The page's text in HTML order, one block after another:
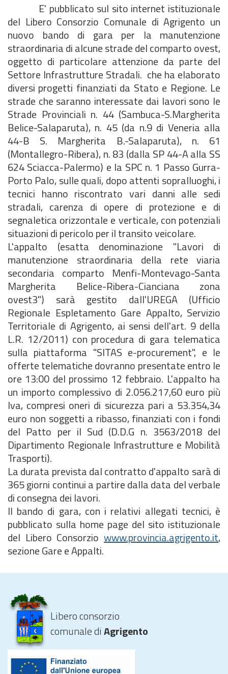
E' pubblicato sul sito internet istituzionale
del Libero Consorzio Comunale di Agrigento un
nuovo bando di gara per la manutenzione
straordinaria di alcune strade del comparto ovest,
oggetto di particolare attenzione da parte del
Settore Infrastrutture Stradali. che ha elaborato
diversi progetti finanziati da Stato e Regione. Le
strade che saranno interessate dai lavori sono le
Strade Provinciali n. 44 (Sambuca-S.Margherita
Belice-Salaparuta), n. 45 (da n.9 di Veneria alla
44-B S. Margherita B.-Salaparuta), n. 61
(Montallegro-Ribera), n. 83 (dalla SP 44-A alla SS
624 Sciacca-Palermo) e la SPC n. 1 Passo Gurra-
Porto Palo, sulle quali, dopo attenti sopralluoghi, i
tecnici hanno riscontrato vari danni alle sedi
stradali, carenza di opere di protezione e di
segnaletica orizzontale e verticale, con potenziali
situazioni di pericolo per il transito veicolare.
L'appalto (esatta denominazione "Lavori di
manutenzione straordinaria della rete viaria
secondaria comparto Menfi-Montevago-Santa
Margherita Belice-Ribera-Cianciana zona
ovest3") sarà gestito dall'UREGA (Ufficio
Regionale Espletamento Gare Appalto, Servizio
Territoriale di Agrigento, ai sensi dell'art. 9 della
L.R. 12/2011) con procedura di gara telematica
sulla piattaforma "SITAS e-procurement", e le
offerte telematiche dovranno presentate entro le
ore 13:00 del prossimo 12 febbraio. L'appalto ha
un importo complessivo di 2.056.217,60 euro più
Iva, compresi oneri di sicurezza pari a 53.354,34
euro non soggetti a ribasso, finanziati con i fondi
del Patto per il Sud (D.D.G n. 3563/2018 del
Dipartimento Regionale Infrastrutture e Mobilità
Trasporti).
La durata prevista dal contratto d'appalto sarà di
365 giorni continui a partire dalla data del verbale
di consegna dei lavori.
Il bando di gara, con i relativi allegati tecnici, è
pubblicato sulla home page del sito istituzionale
del Libero Consorzio www.provincia.agrigento.it,
sezione Gare e Appalti.
Libero consorzio
comunale diAgrigento